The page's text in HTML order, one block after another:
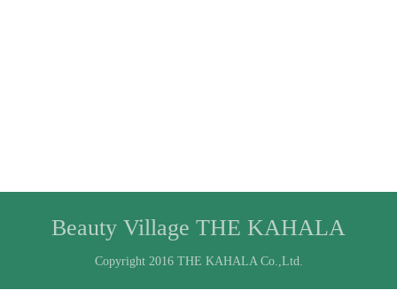
Beauty Village THE KAHALA
Copyright 2016 THE KAHALA Co.,Ltd.